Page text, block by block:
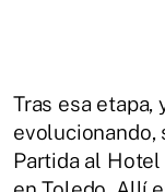
Tras esa etapa,
evolucionando,
Partida al